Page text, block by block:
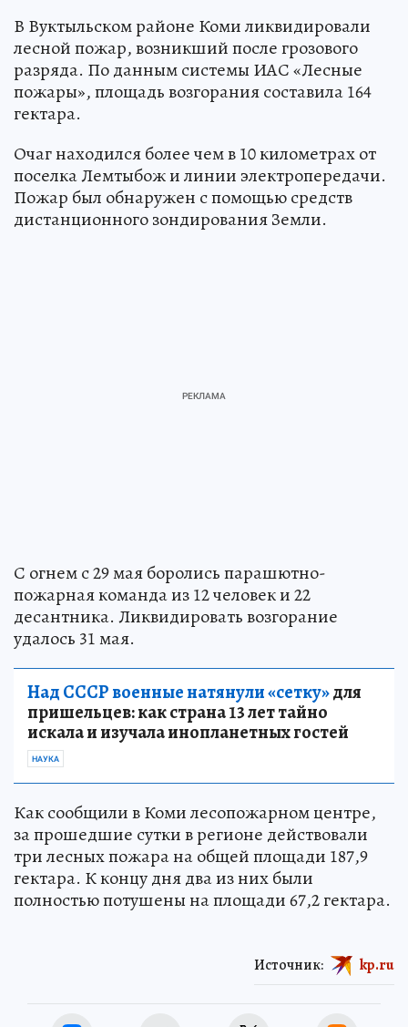
В Вуктыльском районе Коми ликвидировали
лесной пожар, возникший после грозового
разряда. По данным системы ИАС «Лесные
пожары», площадь возгорания составила 164
гектара.
Очаг находился более чем в 10 километрах от
поселка Лемтыбож и линии электропередачи.
Пожар был обнаружен с помощью средств
дистанционного зондирования Земли.
С огнем с 29 мая боролись парашютно-
пожарная команда из 12 человек и 22
десантника. Ликвидировать возгорание
удалось 31 мая.
Над СССР военные натянули «сетку»для
пришельцев: как страна 13 лет тайно
искала и изучала инопланетных гостей
НАУКА
Как сообщили в Коми лесопожарном центре,
за прошедшие сутки в регионе действовали
три лесных пожара на общей площади 187,9
гектара. К концу дня два из них были
полностью потушены на площади 67,2 гектара.
Источник: kp.ru